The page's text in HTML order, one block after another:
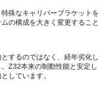
殊なキャリパーブラケットを
の構成を大きく変更すること
するのではなく、経年劣化し
Z32本来の制動性能と安定し
しています。